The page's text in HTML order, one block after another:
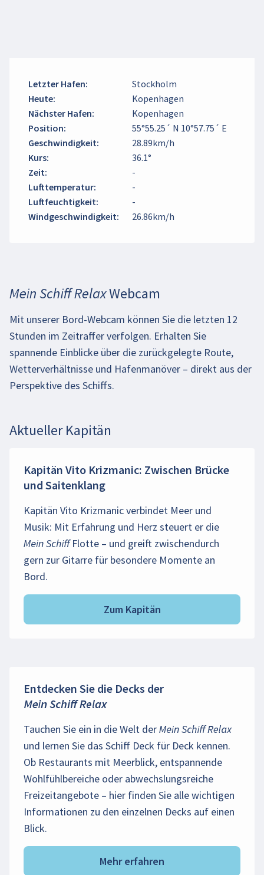
Letzter Hafen:
Stockholm
Heute:
Kopenhagen
Nächster Hafen:
Kopenhagen
Position:
55°55.25´ N 10°57.75´ E
Geschwindigkeit:
28.89km/h
Kurs:
36.1°
Zeit:
-
Lufttemperatur:
-
Luftfeuchtigkeit:
-
Windgeschwindigkeit: 26.86km/h
Mein Schiff Relax Webcam
Mit unserer Bord-Webcam können Sie die letzten 12
Stunden im Zeitraffer verfolgen. Erhalten Sie
spannende Einblicke über die zurückgelegte Route,
Wetterverhältnisse und Hafenmanöver – direkt aus der
Perspektive des Schiffs.
Aktueller Kapitän
Kapitän Vito Krizmanic: Zwischen Brücke
und Saitenklang
Kapitän Vito Krizmanic verbindet Meer und
Musik: Mit Erfahrung und Herz steuert er die
Mein SchiffFlotte – und greift zwischendurch
gern zur Gitarre für besondere Momente an
Bord.
Zum Kapitän
Entdecken Sie die Decks der
Mein Schiff Relax
Tauchen Sie ein in die Welt derMein Schiff Relax
und lernen Sie das Schiff Deck für Deck kennen.
Ob Restaurants mit Meerblick, entspannende
Wohlfühlbereiche oder abwechslungsreiche
Freizeitangebote – hier finden Sie alle wichtigen
Informationen zu den einzelnen Decks auf einen
Blick.
Mehr erfahren